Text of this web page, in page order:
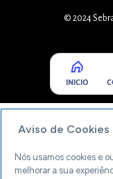
© 2024
INICIO
Aviso de Cookies
Nós usamos cookies e
melhorar a sua